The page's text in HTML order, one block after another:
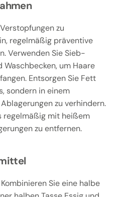
zu
regelmäßig präventive
Verwenden Sie Sieb-
Waschbecken, um Haare
Entsorgen Sie Fett
sondern in einem
zu verhindern.
regelmäßig mit heißem
zu entfernen.
Sie eine halbe